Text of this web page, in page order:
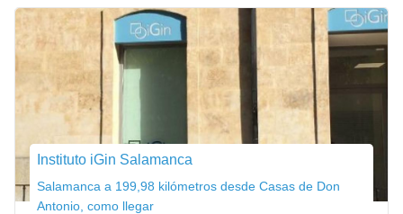
Instituto iGin Salamanca
Salamanca a 199,98 kilómetros desde Casas de Don
Antonio, como llegar